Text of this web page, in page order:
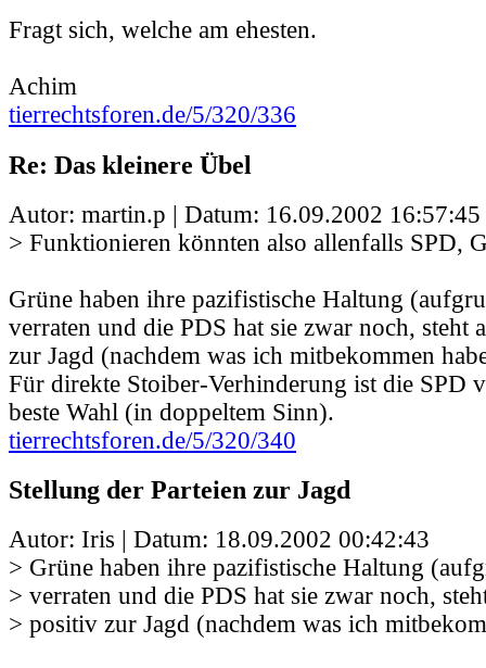
Fragt sich, welche am ehesten.
Achim
tierrechtsforen.de/5/320/336
Re: Das kleinere Übel
Autor: martin.p | Datum: 16.09.2002 16:57:45
> Funktionieren könnten also allenfalls SPD,
Grüne haben ihre pazifistische Haltung
verraten und die PDS hat sie zwar noch, steht
zur Jagd (nachdem was ich mitbekommen
Für direkte Stoiber-Verhinderung ist die SPD
beste Wahl (in doppeltem Sinn).
tierrechtsforen.de/5/320/340
Stellung der Parteien zur Jagd
Autor: Iris | Datum: 18.09.2002 00:42:43
> Grüne haben ihre pazifistische Haltung
> verraten und die PDS hat sie zwar noch,
> positiv zur Jagd (nachdem was ich